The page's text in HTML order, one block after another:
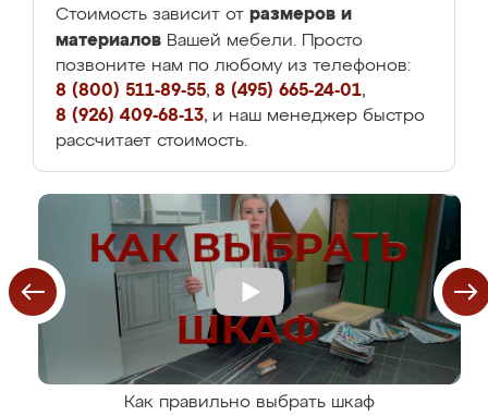
Стоимость зависит от размеров и
материалов Вашей мебели. Просто
позвоните нам по любому из телефонов:
8 (800) 511-89-55, 8 (495) 665-24-01,
8 (926) 409-68-13, и наш менеджер быстро
рассчитает стоимость.
Как правильно выбрать шкаф